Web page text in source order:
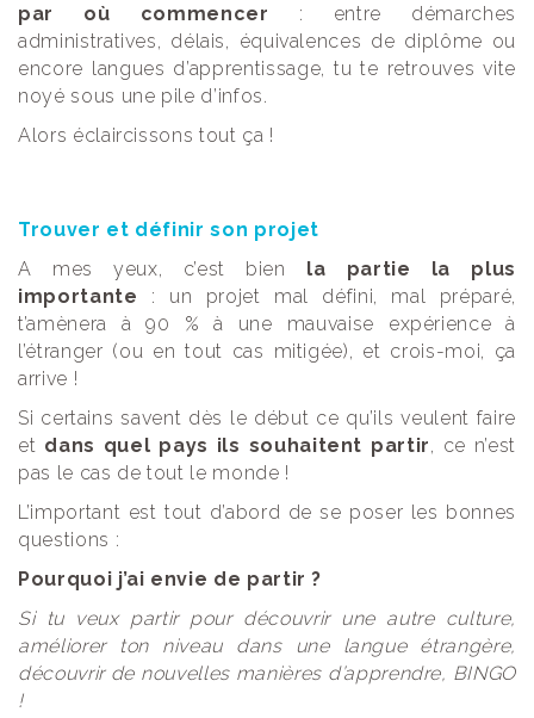
par où commencer : entre démarches
administratives, délais, équivalences de diplôme ou
encore langues d’apprentissage, tu te retrouves vite
noyé sous une pile d’infos.
Alors éclaircissons tout ça !
Trouver et définir son projet
A mes yeux, c’est bien la partie la plus
importante : un projet mal défini, mal préparé,
t’amènera à 90 % à une mauvaise expérience à
l’étranger (ou en tout cas mitigée), et crois-moi, ça
arrive !
Si certains savent dès le début ce qu’ils veulent faire
et dans quel pays ils souhaitent partir
, ce n’est
pas le cas de tout le monde !
L’important est tout d’abord de se poser les bonnes
questions :
Pourquoi j’ai envie de partir ?
Si tu veux partir pour découvrir une autre culture,
améliorer ton niveau dans une langue étrangère,
découvrir de nouvelles manières d’apprendre, BINGO
!